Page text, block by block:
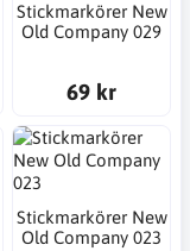
Stickmarkörer New
Old Company 029
69 kr
Stickmarkörer New
Old Company 023